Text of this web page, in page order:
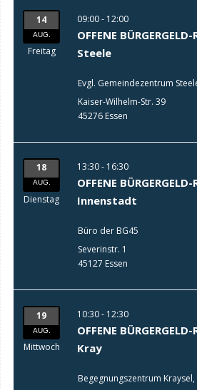
14
AUG.
Freitag
09:00 - 12:00
OFFENE
Steele
Evgl. Gemeindezentrum
Kaiser-Wilhelm-Str. 39
45276 Essen
18
AUG.
Dienstag
13:30 - 16:30
OFFENE
Innenstadt
Büro der BG45
Severinstr. 1
45127 Essen
19
AUG.
Mittwoch
10:30 - 12:30
OFFENE
Kray
Begegnungszentrum Kraysel,